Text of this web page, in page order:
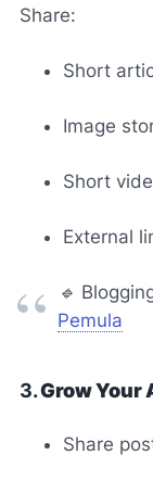
Share:
Short
Image
Short
External
🔹
Pemula
3.Grow Your
Share